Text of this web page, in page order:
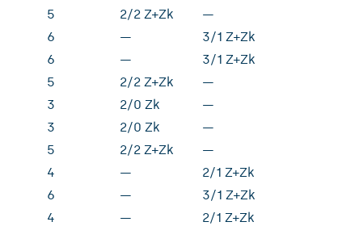
5 2/2 Z+Zk —
6 — 3/1 Z+Zk
6 — 3/1 Z+Zk
5 2/2 Z+Zk —
3 2/0 Zk —
3 2/0 Zk —
5 2/2 Z+Zk —
4 — 2/1 Z+Zk
6 — 3/1 Z+Zk
4 — 2/1 Z+Zk